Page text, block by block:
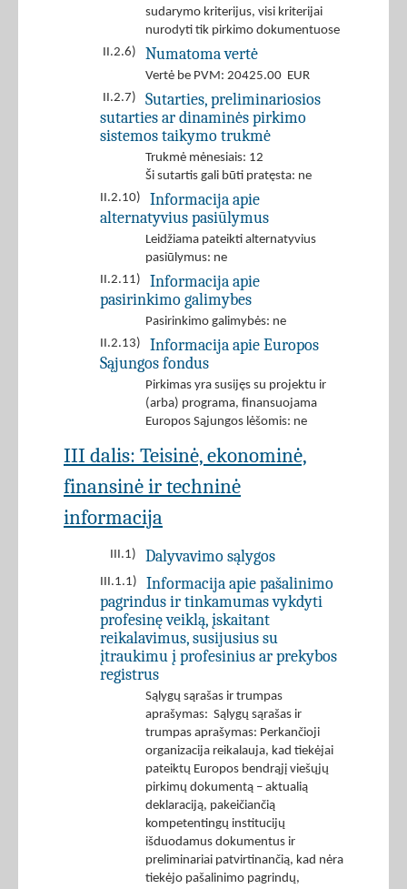
sudarymo kriterijus, visi kriterijai
nurodyti tik pirkimo dokumentuose
II.2.6)
Numatoma vertė
Vertė be PVM: 20425.00 EUR
II.2.7)
Sutarties, preliminariosios
sutarties ar dinaminės pirkimo
sistemos taikymo trukmė
Trukmė mėnesiais: 12
Ši sutartis gali būti pratęsta: ne
II.2.10)
Informacija apie
alternatyvius pasiūlymus
Leidžiama pateikti alternatyvius
pasiūlymus: ne
II.2.11)
Informacija apie
pasirinkimo galimybes
Pasirinkimo galimybės: ne
II.2.13)
Informacija apie Europos
Sąjungos fondus
Pirkimas yra susijęs su projektu ir
(arba) programa, finansuojama
Europos Sąjungos lėšomis: ne
III dalis: Teisinė, ekonominė,
finansinė ir techninė
informacija
III.1) Dalyvavimo sąlygos
III.1.1)
Informacija apie pašalinimo
pagrindus ir tinkamumas vykdyti
profesinę veiklą, įskaitant
reikalavimus, susijusius su
įtraukimu į profesinius ar prekybos
registrus
Sąlygų sąrašas ir trumpas
aprašymas: Sąlygų sąrašas ir
trumpas aprašymas: Perkančioji
organizacija reikalauja, kad tiekėjai
pateiktų Europos bendrąjį viešųjų
pirkimų dokumentą – aktualią
deklaraciją, pakeičiančią
kompetentingų institucijų
išduodamus dokumentus ir
preliminariai patvirtinančią, kad nėra
tiekėjo pašalinimo pagrindų,